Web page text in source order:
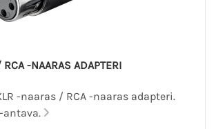
-NAARAS ADAPTERI
-naaras / RCA -naaras adapteri.
antava.